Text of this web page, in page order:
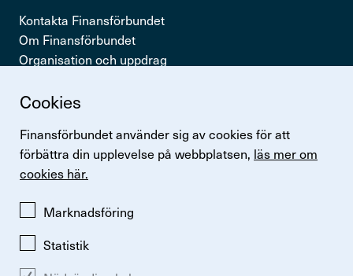
Cookies
Finansförbundet använder sig av cookies för att
förbättra din upplevelse på webbplatsen, läs mer om
cookies här.
Marknadsföring
Statistik
Kontakta Finansförbundet
Om Finansförbundet
Organisation och uppdrag
Snabb­länkar
Logga in
Lönestatistik
Finansförbundets kollektivavtal
Perspektiv